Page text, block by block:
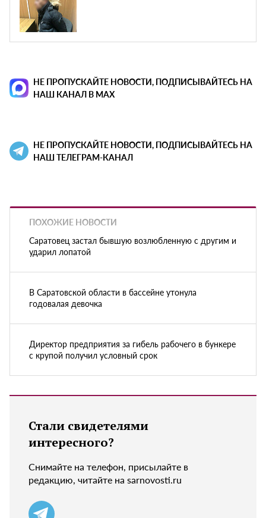
НЕ ПРОПУСКАЙТЕ НОВОСТИ, ПОДПИСЫВАЙТЕСЬ НА
НАШ КАНАЛ В MAX
НЕ ПРОПУСКАЙТЕ НОВОСТИ, ПОДПИСЫВАЙТЕСЬ НА
НАШ ТЕЛЕГРАМ-КАНАЛ
ПОХОЖИЕ НОВОСТИ
Саратовец застал бывшую возлюбленную с другим и
ударил лопатой
В Саратовской области в бассейне утонула
годовалая девочка
Директор предприятия за гибель рабочего в бункере
с крупой получил условный срок
Стали свидетелями
интересного?
Снимайте на телефон, присылайте в
редакцию, читайте на sarnovosti.ru